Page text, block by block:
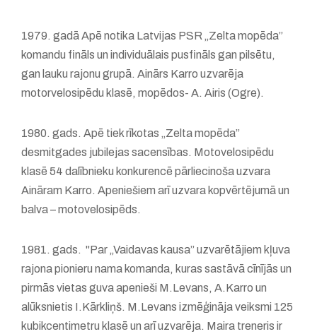
1979. gadā Apē notika Latvijas PSR „Zelta mopēda”
komandu fināls un individuālais pusfināls gan pilsētu,
gan lauku rajonu grupā. Ainārs Karro uzvarēja
motorvelosipēdu klasē, mopēdos- A. Airis (Ogre).
1980. gads. Apē tiek rīkotas „Zelta mopēda”
desmitgades jubilejas sacensības. Motovelosipēdu
klasē 54 dalībnieku konkurencē pārliecinoša uzvara
Aināram Karro. Apeniešiem arī uzvara kopvērtējumā un
balva – motovelosipēds.
1981. gads. "Par „Vaidavas kausa” uzvarētājiem kļuva
rajona pionieru nama komanda, kuras sastāvā cīnījās un
pirmās vietas guva apenieši M.Levans, A.Karro un
alūksnietis I.Kārkliņš. M.Levans izmēģināja veiksmi 125
kubikcentimetru klasē un arī uzvarēja. Maira treneris ir